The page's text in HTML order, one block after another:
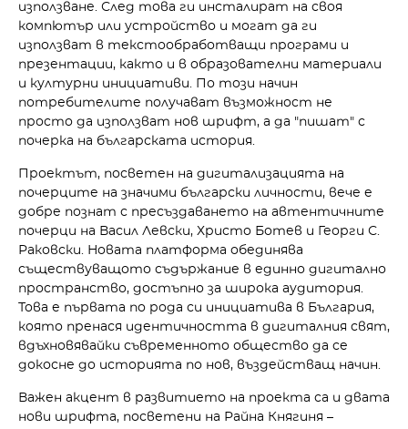
използване. След това ги инсталират на своя
компютър или устройство и могат да ги
използват в текстообработващи програми и
презентации, както и в образователни материали
и културни инициативи. По този начин
потребителите получават възможност не
просто да използват нов шрифт, а да "пишат" с
почерка на българската история.
Проектът, посветен на дигитализацията на
почерците на значими български личности, вече е
добре познат с пресъздаването на автентичните
почерци на Васил Левски, Христо Ботев и Георги С.
Раковски. Новата платформа обединява
съществуващото съдържание в единно дигитално
пространство, достъпно за широка аудитория.
Това е първата по рода си инициатива в България,
която пренася идентичността в дигиталния свят,
вдъхновявайки съвременното общество да се
докосне до историята по нов, въздействащ начин.
Важен акцент в развитието на проекта са и двата
нови шрифта, посветени на Райна Княгиня –